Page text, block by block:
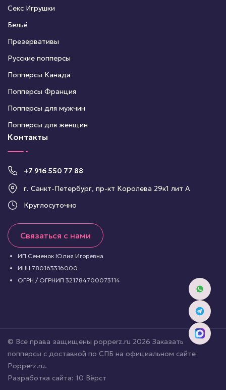
Секс Игрушки
Бельё
Презервативы
Русские попперсы
Попперсы Канада
Попперсы Франция
Попперсы для мужчин
Попперсы для женщин
Контакты
+7 916 550 77 88
г. Санкт-Петербург, пр-кт Королева 29к1 лит А
Круглосуточно
Связаться с нами
ИП Семенок Юлия Игоревна
ИНН 780163316000
ОГРН / ОГРНИП 321784700073114
© Все права защищены popperz.ru 2026 Заказать
попперсы с доставкой по СПБ на официальном сайте
Popperz.ru.
Разработка сайта: 10 Вёрст